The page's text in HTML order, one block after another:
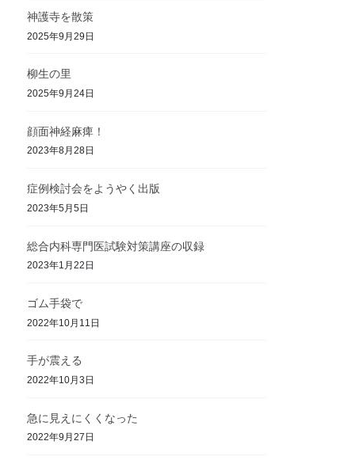
神護寺を散策
2025年9月29日
柳生の里
2025年9月24日
顔面神経麻痺！
2023年8月28日
症例検討会をようやく出版
2023年5月5日
総合内科専門医試験対策講座の収録
2023年1月22日
ゴム手袋で
2022年10月11日
手が震える
2022年10月3日
急に見えにくくなった
2022年9月27日